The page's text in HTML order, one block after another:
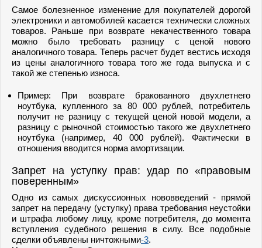
Самое болезненное изменение для покупателей дорогой
электроники и автомобилей касается технически сложных
товаров. Раньше при возврате некачественного товара
можно было требовать разницу с ценой нового
аналогичного товара. Теперь расчет будет вестись исходя
из цены аналогичного товара того же года выпуска и с
такой же степенью износа.
Пример: При возврате бракованного двухлетнего
ноутбука, купленного за 80 000 рублей, потребитель
получит не разницу с текущей ценой новой модели, а
разницу с рыночной стоимостью такого же двухлетнего
ноутбука (например, 40 000 рублей). Фактически в
отношения вводится норма амортизации.
Запрет на уступку прав: удар по «правовым
поверенным»
Одно из самых дискуссионных нововведений - прямой
запрет на передачу (уступку) права требования неустойки
и штрафа любому лицу, кроме потребителя, до момента
вступления судебного решения в силу. Все подобные
сделки объявлены ничтожными-3.